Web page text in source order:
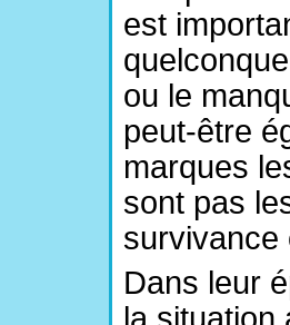
est
ou le
peut-être
marques
sont pas
survivance
Dans leur
la situation